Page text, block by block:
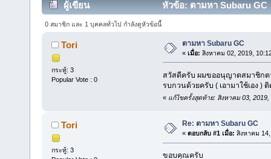
ผู้เขียน หัวข้อ: ตามหา Subaru GC
0 สมาชิก และ 1 บุคคลทั่วไป กำลังดูหัวข้อนี้
Tori
กระทู้: 3
Popular Vote : 0
ตามหา Subaru GC
« เมื่อ: สิงหาคม 02, 2019,
สวัสดีครับ ผมขออนุญาตสมาชิกต
รบกวนด้วยครับ ( เอามาใช้เอง )
« แก้ไขครั้งสุดท้าย: สิงหาคม 03, 2019,
Tori
กระทู้: 3
Re: ตามหา Subaru GC
« ตอบกลับ #1 เมื่อ: สิงหาคม
ขอบคุณครับ